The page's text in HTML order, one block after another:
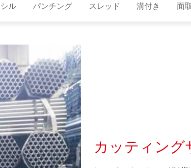
ル パンチング スレッド 溝付き 面
カッティング